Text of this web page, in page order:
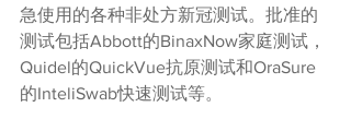
急使用的各种非处方新冠测试。批准的
测试包括Abbott的BinaxNow家庭测试，
Quidel的QuickVue抗原测试和OraSure
的InteliSwab快速测试等。